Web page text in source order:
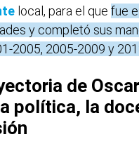
local, para el que fue
y completó sus
2005, 2005-2009 y
de
política, la